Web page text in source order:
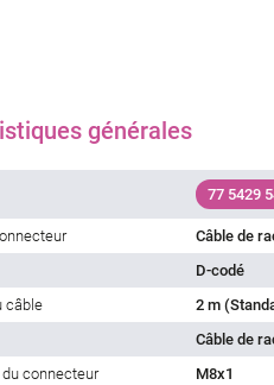
générales
77 5429
Câble de
D-codé
câble
2 m
Câble de
connecteur
M8x1